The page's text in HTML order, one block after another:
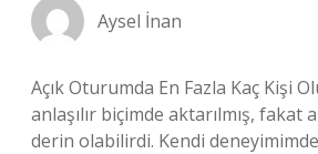
Aysel İnan
Açık Oturumda En Fazla Kaç Kişi
anlaşılır biçimde aktarılmış, fakat
derin olabilirdi. Kendi